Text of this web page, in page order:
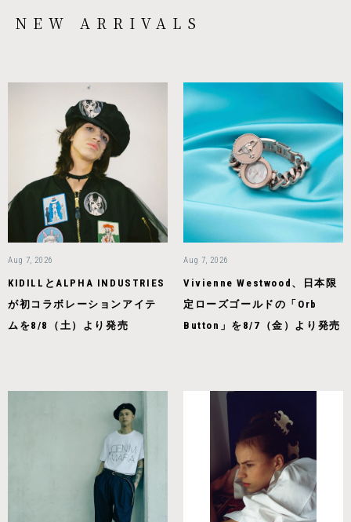
NEW ARRIVALS
Aug 7, 2026
KIDILLとALPHA INDUSTRIES
が初コラボレーションアイテ
ムを8/8（土）より発売
Aug 7, 2026
Vivienne Westwood、日本限
定ローズゴールドの「Orb
Button」を8/7（金）より発売